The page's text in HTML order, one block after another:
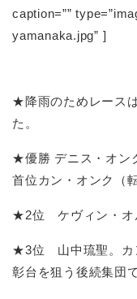
caption=””
yamanaka.jpg” ]
★降雨のためレース
た。
★優勝 デニス・オン
首位カン・オンク（
★2位 ケヴィン・オ
★3位 山中琉聖。カ
彰台を狙う後続集団